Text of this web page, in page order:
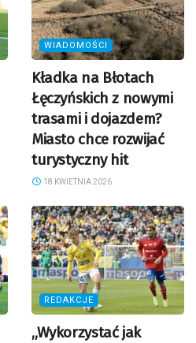
WIADOMOŚCI
Kładka na Błotach
Łęczyńskich z nowymi
trasami i dojazdem?
Miasto chce rozwijać
turystyczny hit
18 KWIETNIA 2026
REDAKCJE
„Wykorzystać jak